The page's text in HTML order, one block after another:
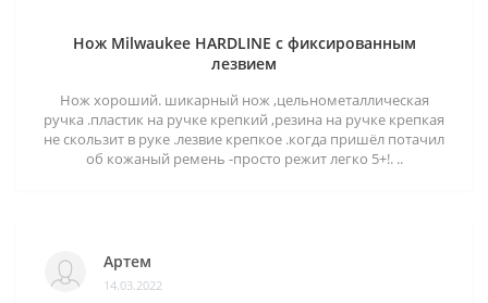
Нож Milwaukee HARDLINE с фиксированным
лезвием
Нож хороший. шикарный нож ,цельнометаллическая
ручка .пластик на ручке крепкий ,резина на ручке крепкая
не скользит в руке .лезвие крепкое .когда пришёл потачил
об кожаный ремень -просто режит легко 5+!. ..
Артем
14.03.2022